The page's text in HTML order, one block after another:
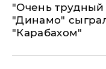
"Очень трудный
"Динамо"
"Карабахом"